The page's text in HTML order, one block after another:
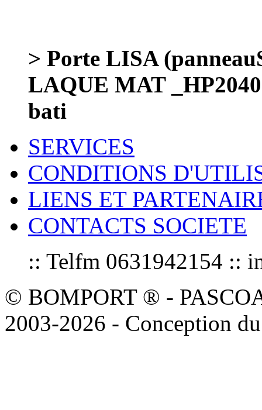
> Porte LISA
LAQUE MAT
bati
SERVICES
CONDITIONS
LIENS ET
CONTACTS SOCIETE
:: Telfm 0631942154 ::
© BOMPORT ® -
2003-2026 - Conception